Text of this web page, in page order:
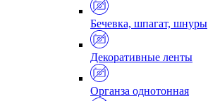
Бечевка, шпагат, шнуры
Декоративные ленты
Органза однотонная